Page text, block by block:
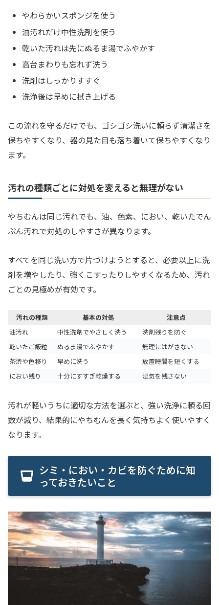
やわらかいスポンジを使う
油汚れだけ中性洗剤を使う
乾いた汚れは先にぬるま湯でふやかす
高台まわりも忘れず洗う
洗剤はしっかりすすぐ
洗浄後は早めに拭き上げる
この流れを守るだけでも、ゴシゴシ洗いに頼らず清潔さを
保ちやすくなり、器の見た目も落ち着いて保ちやすくなり
ます。
汚れの種類ごとに対処を変えると無理がない
やちむんは同じ汚れでも、油、色素、におい、乾いたでん
ぷん汚れで対処のしやすさが異なります。
すべてを同じ洗い方で片づけようとすると、必要以上に洗
剤を増やしたり、強くこすったりしやすくなるため、汚れ
ごとの見極めが有効です。
汚れの種類 基本の対処
注意点
油汚れ
中性洗剤でやさしく洗う
洗剤残りを防ぐ
乾いたご飯粒
ぬるま湯でふやかす
無理にはがさない
茶渋や色移り
早めに洗う
放置時間を短くする
におい残り
十分にすすぎ乾燥する 湿気を残さない
汚れが軽いうちに適切な方法を選ぶと、強い洗浄に頼る回
数が減り、結果的にやちむんを長く気持ちよく使いやすく
なります。
シミ・におい・カビを防ぐために知
っておきたいこと